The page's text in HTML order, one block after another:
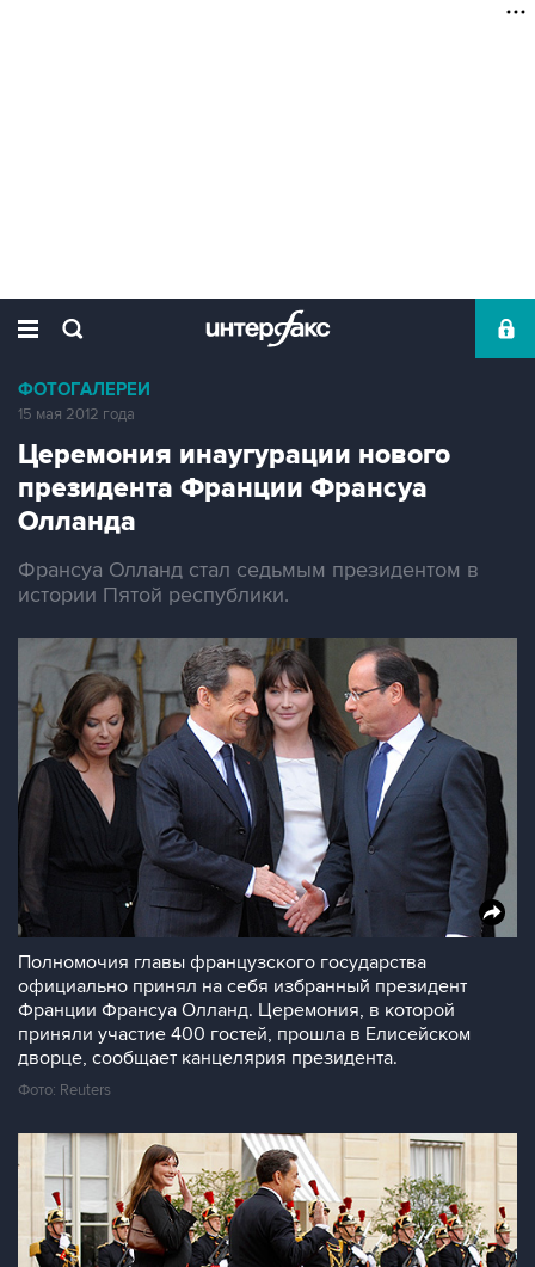
ФОТОГАЛЕРЕИ
15 мая 2012 года
Церемония инаугурации нового
президента Франции Франсуа
Олланда
Франсуа Олланд стал седьмым президентом в
истории Пятой республики.
Полномочия главы французского государства
официально принял на себя избранный президент
Франции Франсуа Олланд. Церемония, в которой
приняли участие 400 гостей, прошла в Елисейском
дворце, сообщает канцелярия президента.
Фото: Reuters